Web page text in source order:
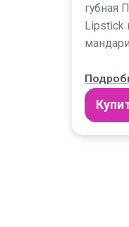
губная
Lipstick